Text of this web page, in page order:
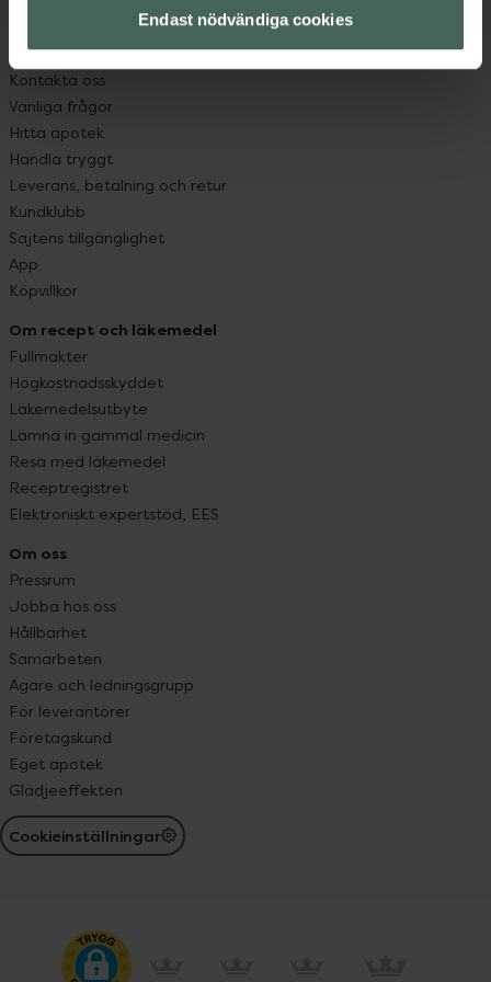
Endast nödvändiga cookies
Kundservice
Kontakta oss
Vanliga frågor
Hitta apotek
Handla tryggt
Leverans, betalning och retur
Kundklubb
Sajtens tillgänglighet
App
Köpvillkor
Om recept och läkemedel
Fullmakter
Högkostnadsskyddet
Läkemedelsutbyte
Lämna in gammal medicin
Resa med läkemedel
Receptregistret
Elektroniskt expertstöd, EES
Om oss
Pressrum
Jobba hos oss
Hållbarhet
Samarbeten
Ägare och ledningsgrupp
För leverantörer
Företagskund
Eget apotek
Glädjeeffekten
Cookieinställningar